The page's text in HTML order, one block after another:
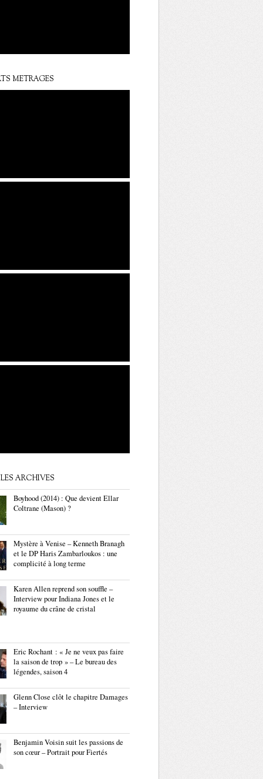
METRAGES
ARCHIVES
Boyhood (2014) : Que devient Ellar
Coltrane (Mason) ?
Mystère à Venise – Kenneth Branagh
et le DP Haris Zambarloukos : une
complicité à long terme
Karen Allen reprend son souffle –
Interview pour Indiana Jones et le
royaume du crâne de cristal
Eric Rochant : « Je ne veux pas faire
la saison de trop » – Le bureau des
légendes, saison 4
Glenn Close clôt le chapitre Damages
– Interview
Benjamin Voisin suit les passions de
son cœur – Portrait pour Fiertés